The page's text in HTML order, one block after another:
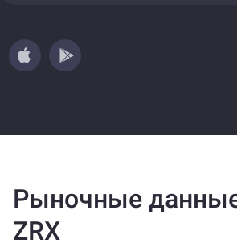
Рыночные
ZRX